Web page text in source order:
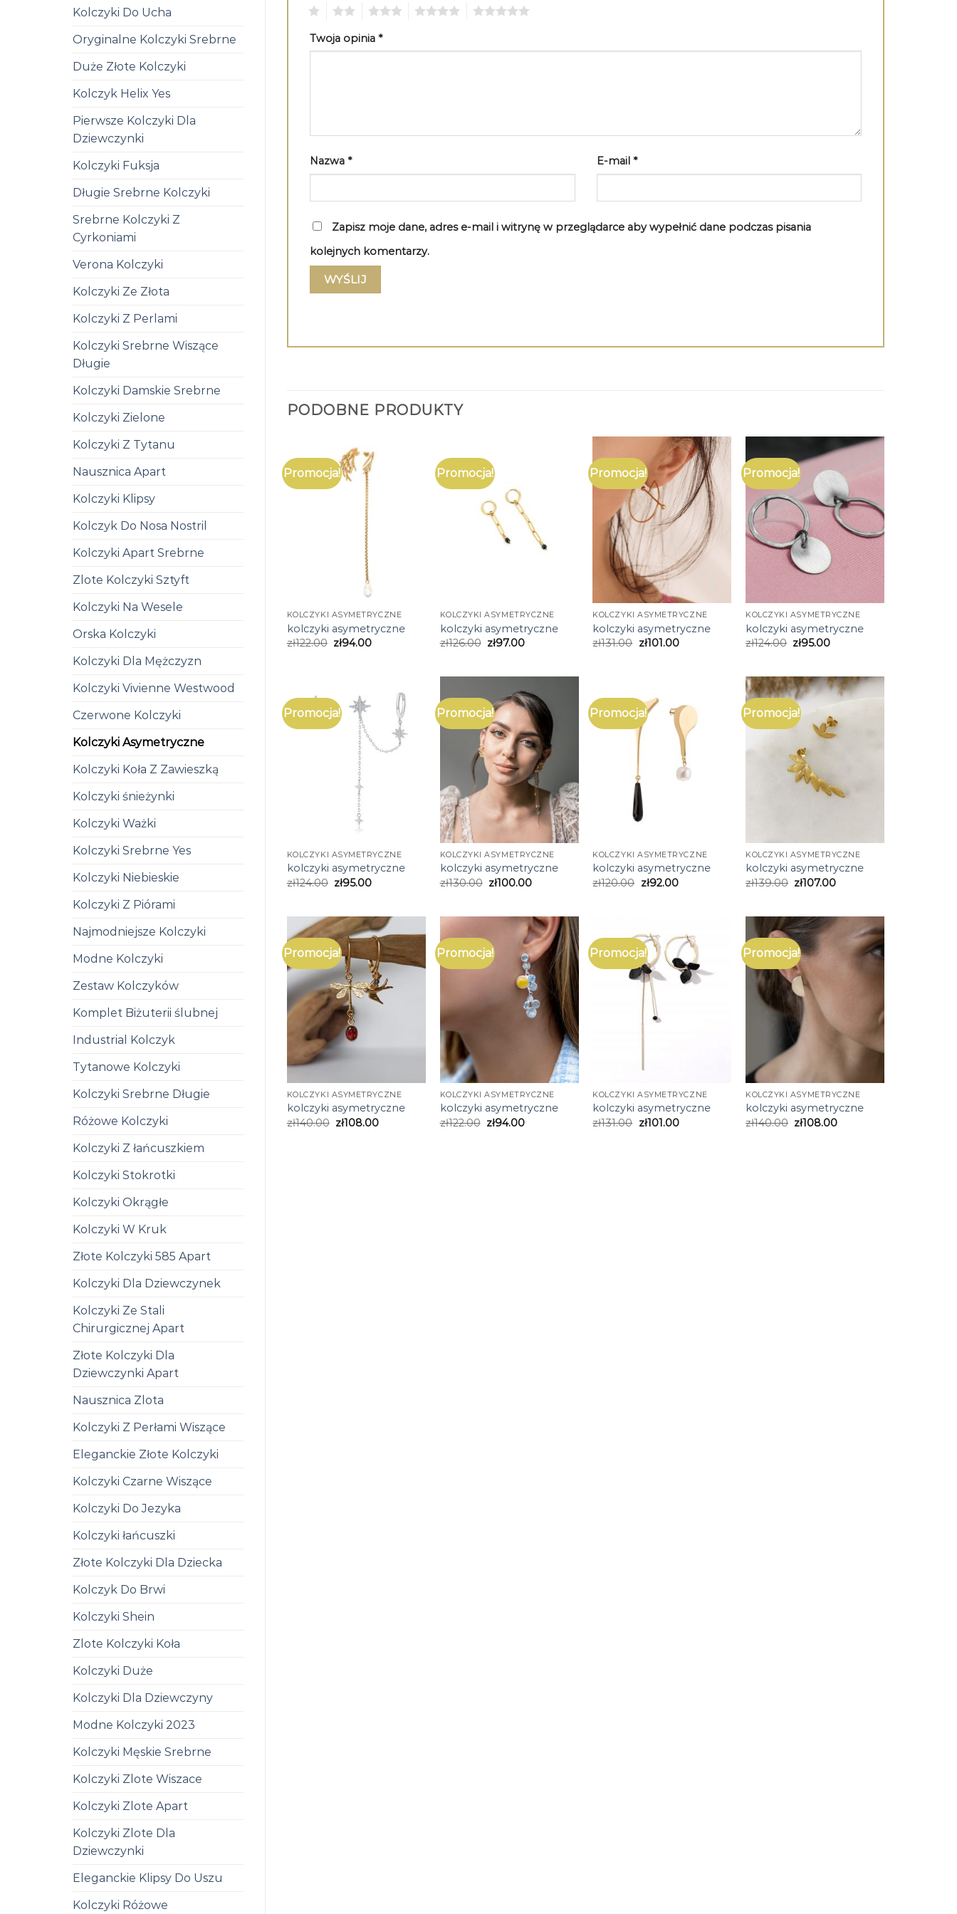
Kolczyki Do Ucha
Oryginalne Kolczyki Srebrne
Duże Złote Kolczyki
Kolczyk Helix Yes
Pierwsze Kolczyki Dla
Dziewczynki
Kolczyki Fuksja
Długie Srebrne Kolczyki
Srebrne Kolczyki Z
Cyrkoniami
Verona Kolczyki
Kolczyki Ze Złota
Kolczyki Z Perlami
Kolczyki Srebrne Wiszące
Długie
Kolczyki Damskie Srebrne
Kolczyki Zielone
Kolczyki Z Tytanu
Nausznica Apart
Kolczyki Klipsy
Kolczyk Do Nosa Nostril
Kolczyki Apart Srebrne
Zlote Kolczyki Sztyft
Kolczyki Na Wesele
Orska Kolczyki
Kolczyki Dla Mężczyzn
Kolczyki Vivienne Westwood
Czerwone Kolczyki
Kolczyki Asymetryczne
Kolczyki Koła Z Zawieszką
Kolczyki śnieżynki
Kolczyki Ważki
Kolczyki Srebrne Yes
Kolczyki Niebieskie
Kolczyki Z Piórami
Najmodniejsze Kolczyki
Modne Kolczyki
Zestaw Kolczyków
Komplet Biżuterii ślubnej
Industrial Kolczyk
Tytanowe Kolczyki
Kolczyki Srebrne Długie
Różowe Kolczyki
Kolczyki Z łańcuszkiem
Kolczyki Stokrotki
Kolczyki Okrągłe
Kolczyki W Kruk
Złote Kolczyki 585 Apart
Kolczyki Dla Dziewczynek
Kolczyki Ze Stali
Chirurgicznej Apart
Złote Kolczyki Dla
Dziewczynki Apart
Nausznica Zlota
Kolczyki Z Perłami Wiszące
Eleganckie Złote Kolczyki
Kolczyki Czarne Wiszące
Kolczyki Do Jezyka
Kolczyki łańcuszki
Złote Kolczyki Dla Dziecka
Kolczyk Do Brwi
Kolczyki Shein
Zlote Kolczyki Koła
Kolczyki Duże
Kolczyki Dla Dziewczyny
Modne Kolczyki 2023
Kolczyki Męskie Srebrne
Kolczyki Zlote Wiszace
Kolczyki Zlote Apart
Kolczyki Zlote Dla
Dziewczynki
Eleganckie Klipsy Do Uszu
Kolczyki Różowe
Twoja opinia *
Nazwa * E-mail *
Zapisz moje dane, adres e-mail i witrynę w przeglądarce aby wypełnić dane podczas pisania
kolejnych komentarzy.
PODOBNE PRODUKTY
Promocja!
KOLCZYKI ASYMETRYCZNE
kolczyki asymetryczne
zł122.00 zł94.00
Promocja!
KOLCZYKI ASYMETRYCZNE
kolczyki asymetryczne
zł126.00 zł97.00
Promocja!
KOLCZYKI ASYMETRYCZNE
kolczyki asymetryczne
zł131.00 zł101.00
Promocja!
KOLCZYKI ASYMETRYCZNE
kolczyki asymetryczne
zł124.00 zł95.00
Promocja!
KOLCZYKI ASYMETRYCZNE
kolczyki asymetryczne
zł124.00 zł95.00
Promocja!
KOLCZYKI ASYMETRYCZNE
kolczyki asymetryczne
zł130.00 zł100.00
Promocja!
KOLCZYKI ASYMETRYCZNE
kolczyki asymetryczne
zł120.00 zł92.00
Promocja!
KOLCZYKI ASYMETRYCZNE
kolczyki asymetryczne
zł139.00 zł107.00
Promocja!
KOLCZYKI ASYMETRYCZNE
kolczyki asymetryczne
zł140.00 zł108.00
Promocja!
KOLCZYKI ASYMETRYCZNE
kolczyki asymetryczne
zł122.00 zł94.00
Promocja!
KOLCZYKI ASYMETRYCZNE
kolczyki asymetryczne
zł131.00 zł101.00
Promocja!
KOLCZYKI ASYMETRYCZNE
kolczyki asymetryczne
zł140.00 zł108.00